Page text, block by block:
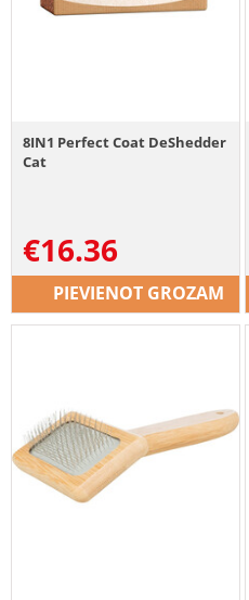
8IN1 Perfect Coat DeShedder
Cat
€16.36
PIEVIENOT GROZAM